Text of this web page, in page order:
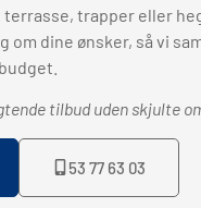
trapper eller
om dine ønsker, så vi
tilbud uden skjulte
53 77 63 03